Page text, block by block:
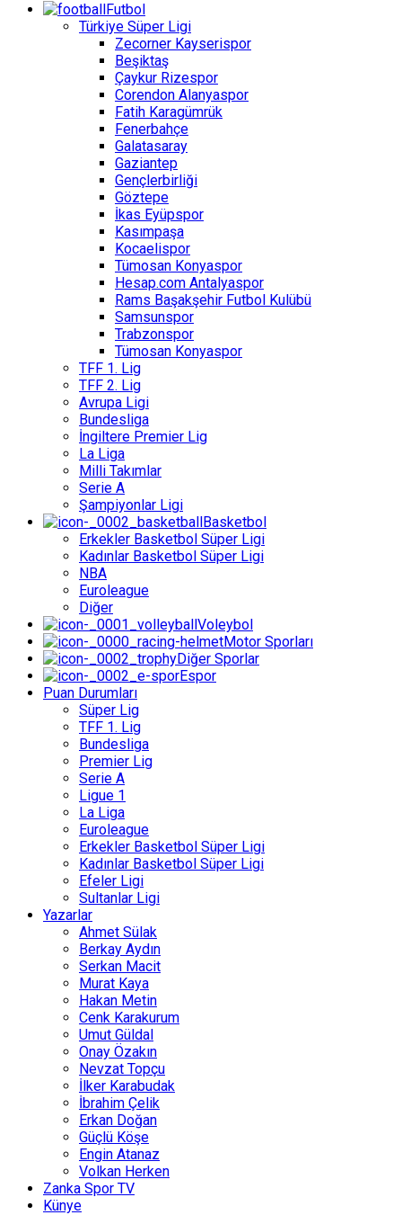
Futbol
Türkiye Süper Ligi
Zecorner Kayserispor
Beşiktaş
Çaykur Rizespor
Corendon Alanyaspor
Fatih Karagümrük
Fenerbahçe
Galatasaray
Gaziantep
Gençlerbirliği
Göztepe
İkas Eyüpspor
Kasımpaşa
Kocaelispor
Tümosan Konyaspor
Hesap.com Antalyaspor
Rams Başakşehir Futbol Kulübü
Samsunspor
Trabzonspor
Tümosan Konyaspor
TFF 1. Lig
TFF 2. Lig
Avrupa Ligi
Bundesliga
İngiltere Premier Lig
La Liga
Milli Takımlar
Serie A
Şampiyonlar Ligi
Basketbol
Erkekler Basketbol Süper Ligi
Kadınlar Basketbol Süper Ligi
NBA
Euroleague
Diğer
Voleybol
Motor Sporları
Diğer Sporlar
Espor
Puan Durumları
Süper Lig
TFF 1. Lig
Bundesliga
Premier Lig
Serie A
Ligue 1
La Liga
Euroleague
Erkekler Basketbol Süper Ligi
Kadınlar Basketbol Süper Ligi
Efeler Ligi
Sultanlar Ligi
Yazarlar
Ahmet Sülak
Berkay Aydın
Serkan Macit
Murat Kaya
Hakan Metin
Cenk Karakurum
Umut Güldal
Onay Özakın
Nevzat Topçu
İlker Karabudak
İbrahim Çelik
Erkan Doğan
Güçlü Köşe
Engin Atanaz
Volkan Herken
Zanka Spor TV
Künye